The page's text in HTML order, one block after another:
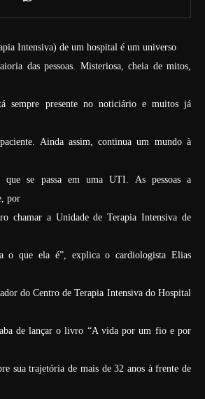
Intensiva) de um hospital é um universo
das pessoas. Misteriosa, cheia de mitos,
sempre presente no noticiário e muitos já
Ainda assim, continua um mundo à
se passa em uma UTI. As pessoas a
por
chamar a Unidade de Terapia Intensiva de
o que ela é”, explica o cardiologista Elias
do Centro de Terapia Intensiva do Hospital
de lançar o livro “A vida por um fio e por
sua trajetória de mais de 32 anos à frente de